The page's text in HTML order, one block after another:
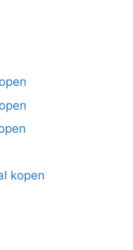
kopen